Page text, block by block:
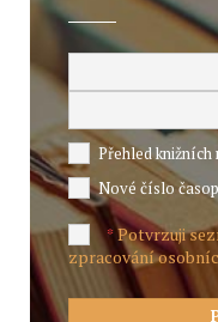
Přehled knižních
Nové číslo
*Potvrzuji
zpracování